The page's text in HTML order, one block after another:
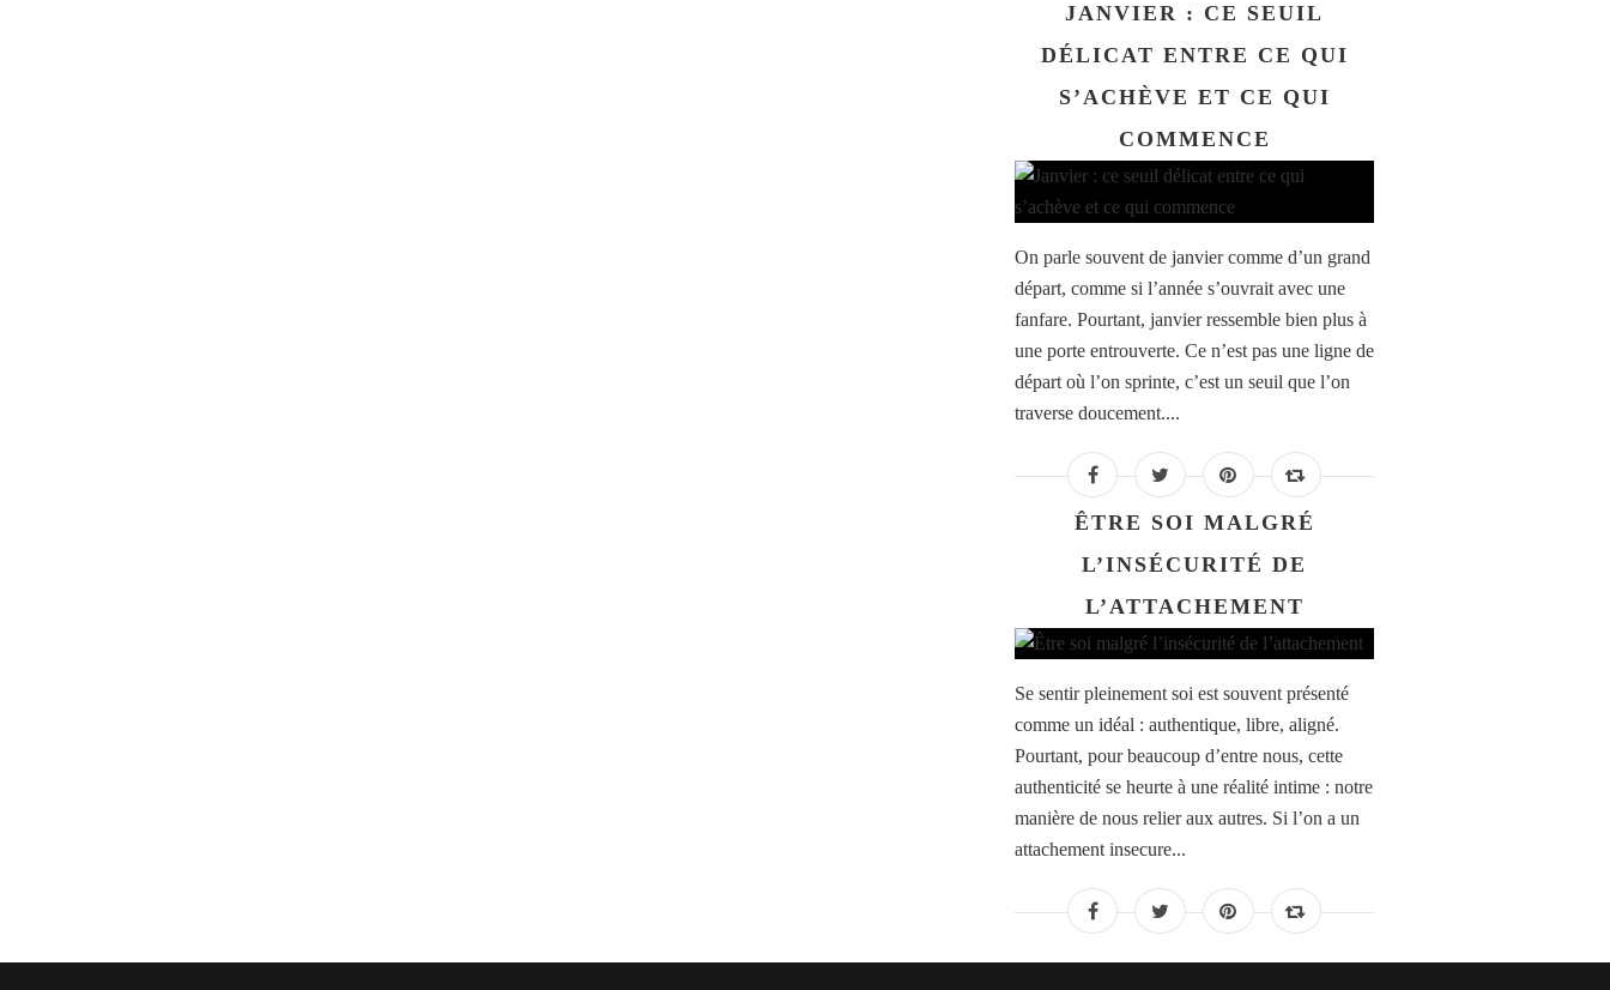
JANVIER : CE SEUIL
DÉLICAT ENTRE CE QUI
S’ACHÈVE ET CE QUI
COMMENCE
On parle souvent de janvier comme d’un grand
départ, comme si l’année s’ouvrait avec une
fanfare. Pourtant, janvier ressemble bien plus à
une porte entrouverte. Ce n’est pas une ligne de
départ où l’on sprinte, c’est un seuil que l’on
traverse doucement....
ÊTRE SOI MALGRÉ
L’INSÉCURITÉ DE
L’ATTACHEMENT
Se sentir pleinement soi est souvent présenté
comme un idéal : authentique, libre, aligné.
Pourtant, pour beaucoup d’entre nous, cette
authenticité se heurte à une réalité intime : notre
manière de nous relier aux autres. Si l’on a un
attachement insecure...